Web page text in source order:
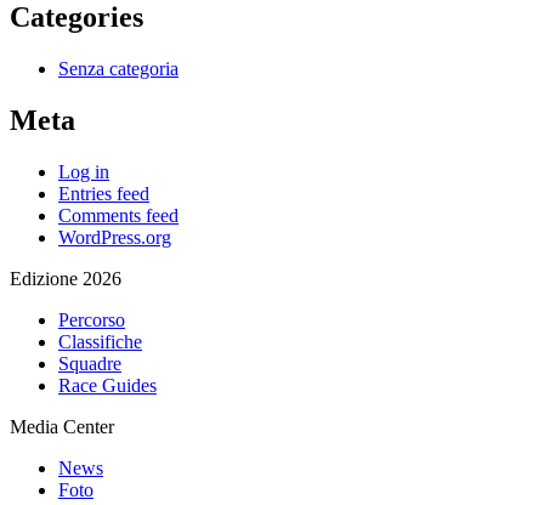
Categories
Senza categoria
Meta
Log in
Entries feed
Comments feed
WordPress.org
Edizione 2026
Percorso
Classifiche
Squadre
Race Guides
Media Center
News
Foto